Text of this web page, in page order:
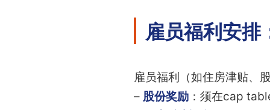
雇员福利安排
雇员福利（如住房津贴、
– 股份奖励 ：须在cap